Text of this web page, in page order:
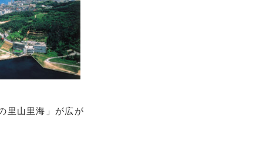
里山里海」が広が